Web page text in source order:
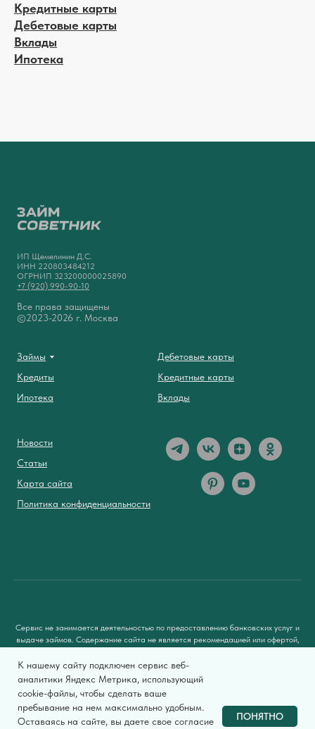
Кредитные карты
Дебетовые карты
Вклады
Ипотека
ИП Щемелинин Д.С.
ИНН 220803484212
ОГРНИП 323200000025890
+7 (920) 990-90-10
Все права защищены
©2023-2026 г. Москва
Займы
Кредиты
Ипотека
Дебетовые карты
Кредитные карты
Вклады
Новости
Статьи
Карта сайта
Политика конфиденциальности
Сервис не занимается деятельностью по предоставлению банковских услуг и
выдаче займов. Содержание сайта не является рекомендацией или офертой,
материалов гиперссылка наzaimsovetnik.ru
Мы используем файлы cookie, чтобы предоставить пользователям больше
возможностей при посещении сайта Займсоветник.ру. Условия использования
смотрите здесь.
К нашему сайту подключен сервис веб-
аналитики Яндекс Метрика, использующий
cookie-файлы, чтобы сделать ваше
пребывание на нем максимально удобным.
Оставаясь на сайте, вы даете свое согласие
ПОНЯТНО